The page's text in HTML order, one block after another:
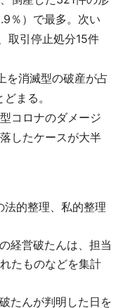
％）で最多。次い
取引停止処分15件
消滅型の破産が占
まる。
コロナのダメージ
したケースが大半
的整理、私的整理
経営破たんは、担当
たものなどを集計
たんが判明した日を